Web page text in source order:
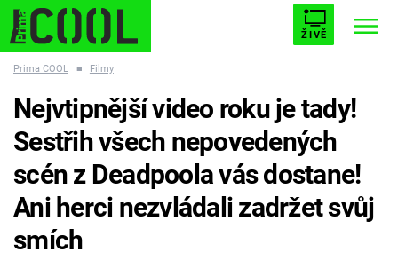
ŽIVĚ
ESCAPE PLNEJ KOTEL AVENGERS 5
Témata
Prima COOL ■ Filmy
Nejvtipnější video roku je tady!
Sestřih všech nepovedených
scén z Deadpoola vás dostane!
Ani herci nezvládali zadržet svůj
smích